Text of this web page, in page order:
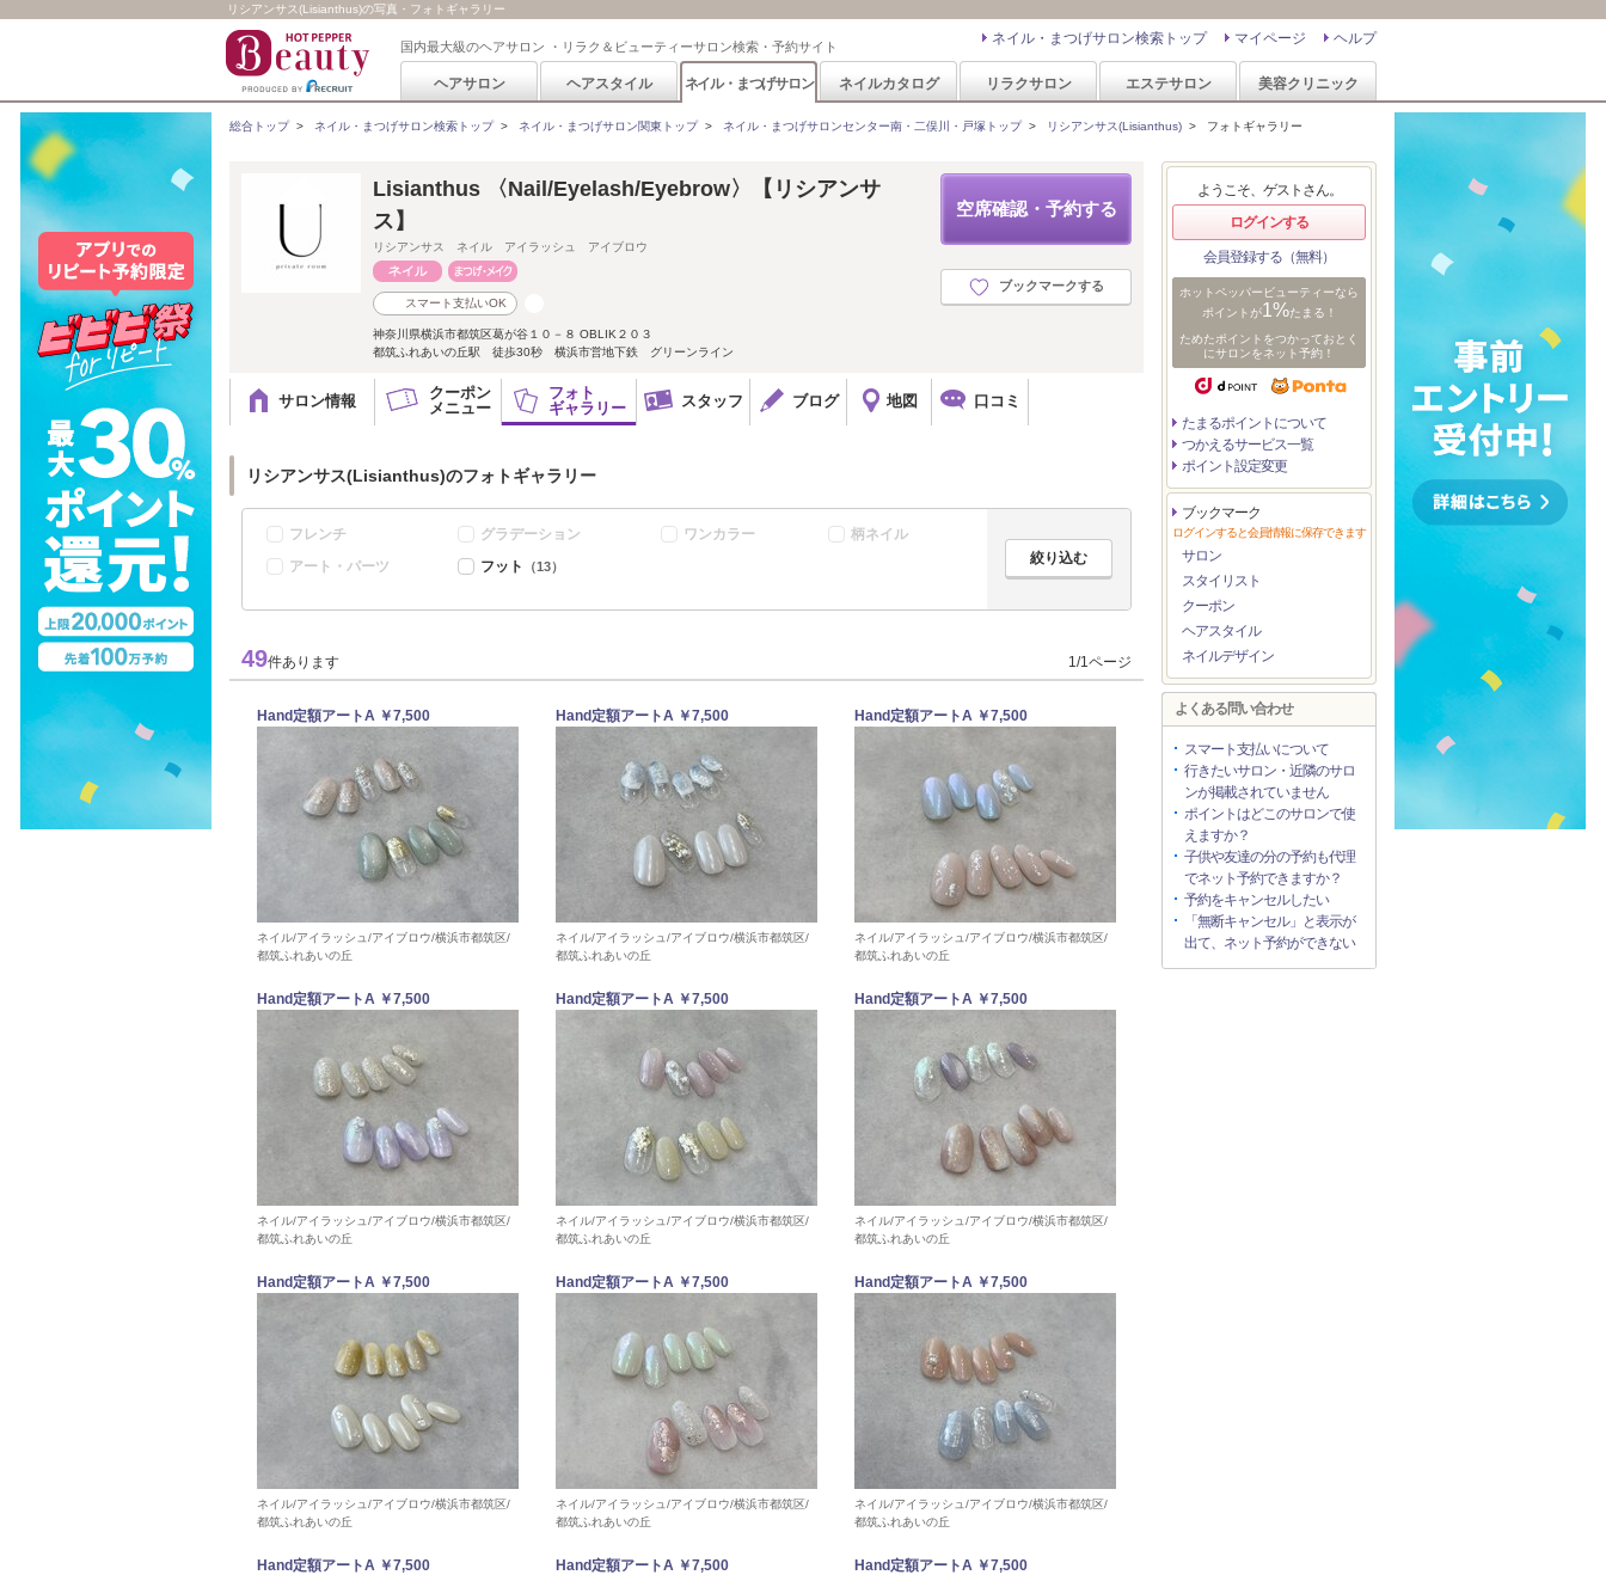
リシアンサス(Lisianthus)の写真・フォトギャラリー
国内最大級のヘアサロン ・リラク＆ビューティーサロン検索・予約サイト ヘルプ
マイページ
ネイル・まつげサロン検索トップ
ヘアサロン ヘアスタイル ネイル・まつげサロン ネイルカタログ リラクサロン エステサロン 美容クリニック
総合トップ> ネイル・まつげサロン検索トップ> ネイル・まつげサロン関東トップ> ネイル・まつげサロンセンター南・二俣川・戸塚トップ> リシアンサス(Lisianthus) > フォトギャラリー
空席確認・予約する
ブックマークする
Lisianthus 〈Nail/Eyelash/Eyebrow〉【リシアンサ
ス】
リシアンサス ネイル アイラッシュ アイブロウ
スマート支払いOK
神奈川県横浜市都筑区葛が谷１０－８ OBLIK２０３
都筑ふれあいの丘駅 徒歩30秒 横浜市営地下鉄 グリーンライン
サロン情報
クーポン
メニュー
フォト
ギャラリー
スタッフ ブログ 地図 口コミ
リシアンサス(Lisianthus)のフォトギャラリー
フレンチ グラデーション ワンカラー
柄ネイル
アート・パーツ
フット （13）
49件あります 1/1ページ
Hand定額アートA ￥7,500
ネイル/アイラッシュ/アイブロウ/横浜市都筑区/
都筑ふれあいの丘
Hand定額アートA ￥7,500
ネイル/アイラッシュ/アイブロウ/横浜市都筑区/
都筑ふれあいの丘
Hand定額アートA ￥7,500
ネイル/アイラッシュ/アイブロウ/横浜市都筑区/
都筑ふれあいの丘
Hand定額アートA ￥7,500
ネイル/アイラッシュ/アイブロウ/横浜市都筑区/
都筑ふれあいの丘
Hand定額アートA ￥7,500
ネイル/アイラッシュ/アイブロウ/横浜市都筑区/
都筑ふれあいの丘
Hand定額アートA ￥7,500
ネイル/アイラッシュ/アイブロウ/横浜市都筑区/
都筑ふれあいの丘
Hand定額アートA ￥7,500
ネイル/アイラッシュ/アイブロウ/横浜市都筑区/
都筑ふれあいの丘
Hand定額アートA ￥7,500
ネイル/アイラッシュ/アイブロウ/横浜市都筑区/
都筑ふれあいの丘
Hand定額アートA ￥7,500
ネイル/アイラッシュ/アイブロウ/横浜市都筑区/
都筑ふれあいの丘
Hand定額アートA ￥7,500 Hand定額アートA ￥7,500 Hand定額アートA ￥7,500
ようこそ、ゲストさん。
ログインする
会員登録する（無料）
ホットペッパービューティーなら
ポイントが1%たまる！
ためたポイントをつかっておとく
にサロンをネット予約！
たまるポイントについて
つかえるサービス一覧
ポイント設定変更
ブックマーク
ログインすると会員情報に保存できます
サロン
スタイリスト
クーポン
ヘアスタイル
ネイルデザイン
よくある問い合わせ
スマート支払いについて
行きたいサロン・近隣のサロ
ンが掲載されていません
ポイントはどこのサロンで使
えますか？
子供や友達の分の予約も代理
でネット予約できますか？
予約をキャンセルしたい
「無断キャンセル」と表示が
出て、ネット予約ができない